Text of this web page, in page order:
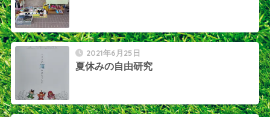
2021年6月25日
夏休みの自由研究